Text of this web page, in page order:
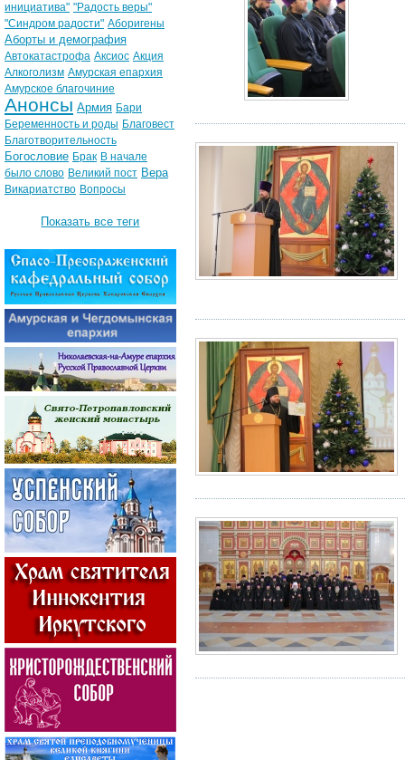
инициатива" "Радость веры"
"Синдром радости" Аборигены
Аборты и демография
Автокатастрофа Аксиос Акция
Алкоголизм Амурская епархия
Амурское благочиние
Анонсы Армия Бари
Беременность и роды Благовест
Благотворительность
Богословие Брак В начале
было слово Великий пост Вера
Викариатство Вопросы
Показать все теги